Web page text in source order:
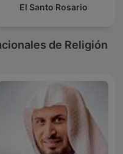
El Santo Rosario
de Religión